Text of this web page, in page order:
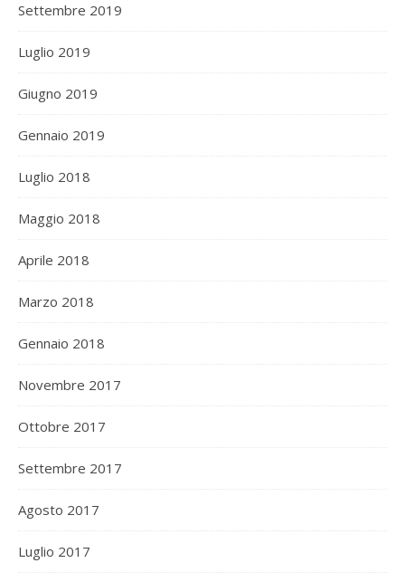
Settembre 2019
Luglio 2019
Giugno 2019
Gennaio 2019
Luglio 2018
Maggio 2018
Aprile 2018
Marzo 2018
Gennaio 2018
Novembre 2017
Ottobre 2017
Settembre 2017
Agosto 2017
Luglio 2017